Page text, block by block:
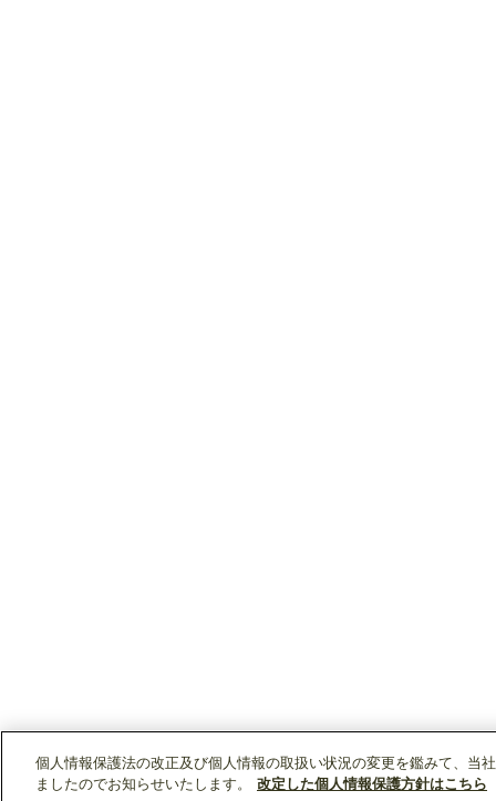
個人情報保護法の改正及び個人情報の取扱い状況の変更を鑑みて、当
ましたのでお知らせいたします。
改定した個人情報保護方針はこちら